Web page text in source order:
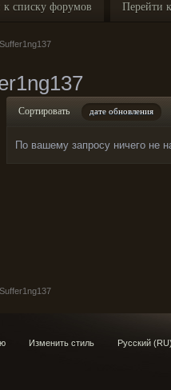
к списку форумов Перейти
Сортировать дате обновления
По вашему запросу ничего не
Изменить стиль Русский